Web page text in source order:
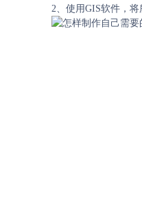
2、使用GIS软件，